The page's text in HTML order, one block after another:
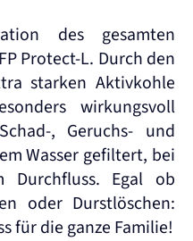
des gesamten
Protect-L. Durch den
starken Aktivkohle
wirkungsvoll
, Geruchs- und
Wasser gefiltert, bei
Durchfluss. Egal ob
oder Durstlöschen:
für die ganze Familie!